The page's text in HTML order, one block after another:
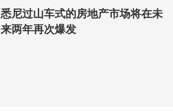
悉尼过山车式的房地产市场将在未
来两年再次爆发